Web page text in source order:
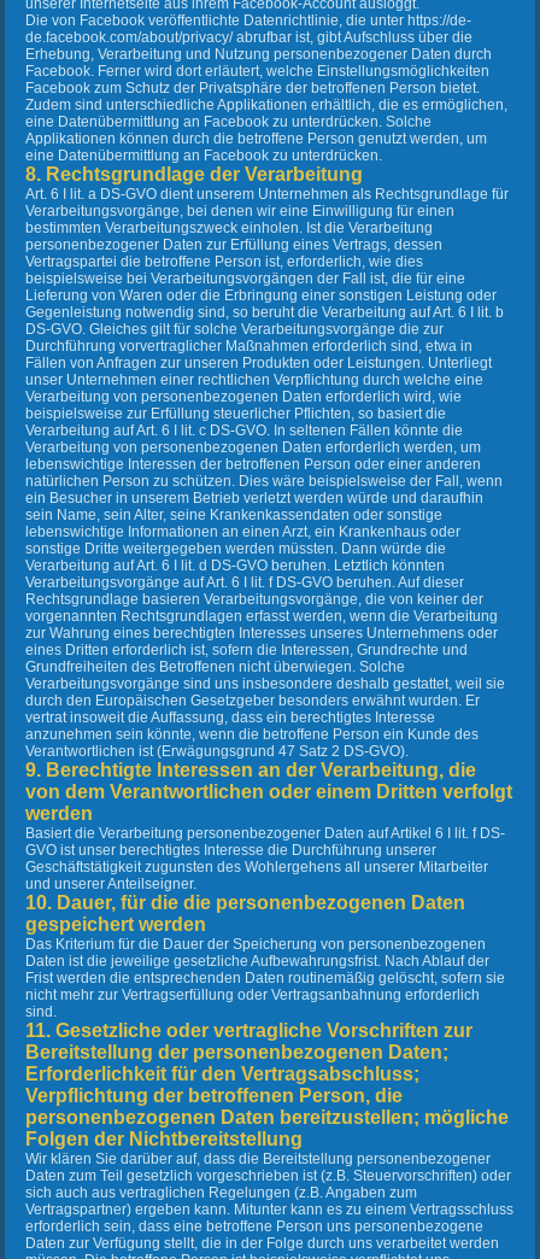
unserer Internetseite aus ihrem Facebook-Account ausloggt.
Die von Facebook veröffentlichte Datenrichtlinie, die unter https://de-
de.facebook.com/about/privacy/ abrufbar ist, gibt Aufschluss über die
Erhebung, Verarbeitung und Nutzung personenbezogener Daten durch
Facebook. Ferner wird dort erläutert, welche Einstellungsmöglichkeiten
Facebook zum Schutz der Privatsphäre der betroffenen Person bietet.
Zudem sind unterschiedliche Applikationen erhältlich, die es ermöglichen,
eine Datenübermittlung an Facebook zu unterdrücken. Solche
Applikationen können durch die betroffene Person genutzt werden, um
eine Datenübermittlung an Facebook zu unterdrücken.
8. Rechtsgrundlage der Verarbeitung
Art. 6 I lit. a DS-GVO dient unserem Unternehmen als Rechtsgrundlage für
Verarbeitungsvorgänge, bei denen wir eine Einwilligung für einen
bestimmten Verarbeitungszweck einholen. Ist die Verarbeitung
personenbezogener Daten zur Erfüllung eines Vertrags, dessen
Vertragspartei die betroffene Person ist, erforderlich, wie dies
beispielsweise bei Verarbeitungsvorgängen der Fall ist, die für eine
Lieferung von Waren oder die Erbringung einer sonstigen Leistung oder
Gegenleistung notwendig sind, so beruht die Verarbeitung auf Art. 6 I lit. b
DS-GVO. Gleiches gilt für solche Verarbeitungsvorgänge die zur
Durchführung vorvertraglicher Maßnahmen erforderlich sind, etwa in
Fällen von Anfragen zur unseren Produkten oder Leistungen. Unterliegt
unser Unternehmen einer rechtlichen Verpflichtung durch welche eine
Verarbeitung von personenbezogenen Daten erforderlich wird, wie
beispielsweise zur Erfüllung steuerlicher Pflichten, so basiert die
Verarbeitung auf Art. 6 I lit. c DS-GVO. In seltenen Fällen könnte die
Verarbeitung von personenbezogenen Daten erforderlich werden, um
lebenswichtige Interessen der betroffenen Person oder einer anderen
natürlichen Person zu schützen. Dies wäre beispielsweise der Fall, wenn
ein Besucher in unserem Betrieb verletzt werden würde und daraufhin
sein Name, sein Alter, seine Krankenkassendaten oder sonstige
lebenswichtige Informationen an einen Arzt, ein Krankenhaus oder
sonstige Dritte weitergegeben werden müssten. Dann würde die
Verarbeitung auf Art. 6 I lit. d DS-GVO beruhen. Letztlich könnten
Verarbeitungsvorgänge auf Art. 6 I lit. f DS-GVO beruhen. Auf dieser
Rechtsgrundlage basieren Verarbeitungsvorgänge, die von keiner der
vorgenannten Rechtsgrundlagen erfasst werden, wenn die Verarbeitung
zur Wahrung eines berechtigten Interesses unseres Unternehmens oder
eines Dritten erforderlich ist, sofern die Interessen, Grundrechte und
Grundfreiheiten des Betroffenen nicht überwiegen. Solche
Verarbeitungsvorgänge sind uns insbesondere deshalb gestattet, weil sie
durch den Europäischen Gesetzgeber besonders erwähnt wurden. Er
vertrat insoweit die Auffassung, dass ein berechtigtes Interesse
anzunehmen sein könnte, wenn die betroffene Person ein Kunde des
Verantwortlichen ist (Erwägungsgrund 47 Satz 2 DS-GVO).
9. Berechtigte Interessen an der Verarbeitung, die
von dem Verantwortlichen oder einem Dritten verfolgt
werden
Basiert die Verarbeitung personenbezogener Daten auf Artikel 6 I lit. f DS-
GVO ist unser berechtigtes Interesse die Durchführung unserer
Geschäftstätigkeit zugunsten des Wohlergehens all unserer Mitarbeiter
und unserer Anteilseigner.
10. Dauer, für die die personenbezogenen Daten
gespeichert werden
Das Kriterium für die Dauer der Speicherung von personenbezogenen
Daten ist die jeweilige gesetzliche Aufbewahrungsfrist. Nach Ablauf der
Frist werden die entsprechenden Daten routinemäßig gelöscht, sofern sie
nicht mehr zur Vertragserfüllung oder Vertragsanbahnung erforderlich
sind.
11. Gesetzliche oder vertragliche Vorschriften zur
Bereitstellung der personenbezogenen Daten;
Erforderlichkeit für den Vertragsabschluss;
Verpflichtung der betroffenen Person, die
personenbezogenen Daten bereitzustellen; mögliche
Folgen der Nichtbereitstellung
Wir klären Sie darüber auf, dass die Bereitstellung personenbezogener
Daten zum Teil gesetzlich vorgeschrieben ist (z.B. Steuervorschriften) oder
sich auch aus vertraglichen Regelungen (z.B. Angaben zum
Vertragspartner) ergeben kann. Mitunter kann es zu einem Vertragsschluss
erforderlich sein, dass eine betroffene Person uns personenbezogene
Daten zur Verfügung stellt, die in der Folge durch uns verarbeitet werden